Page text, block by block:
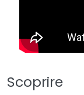
Scoprire